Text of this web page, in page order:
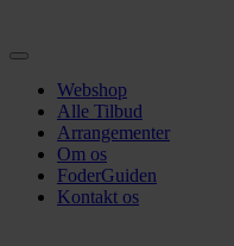
Webshop
Alle Tilbud
Arrangementer
Om os
FoderGuiden
Kontakt os